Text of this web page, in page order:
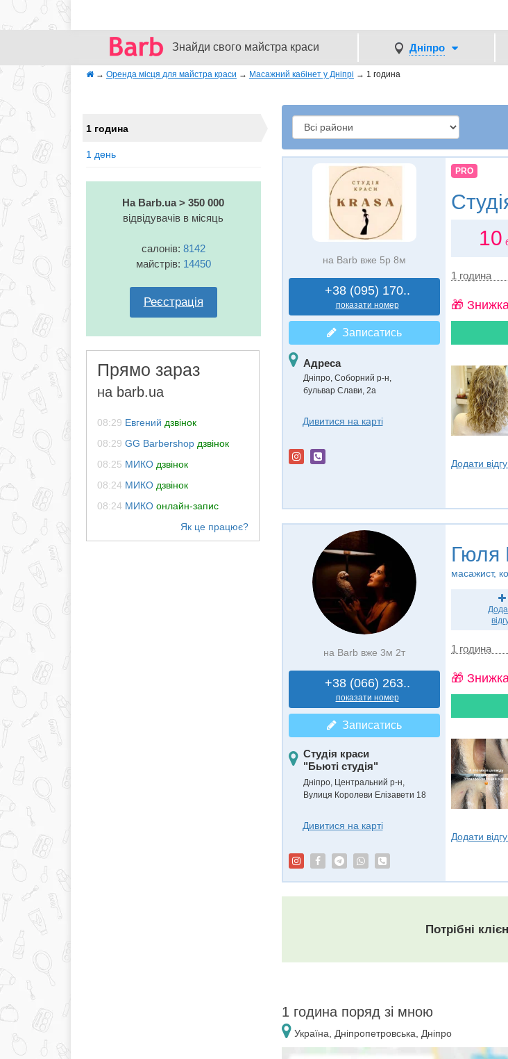
Знайди свого майстра краси Дніпро
→ Оренда місця для майстра краси → Масажний кабінет у Дніпрі → 1 година
1 година
1 день
На Barb.ua > 350 000
відвідувачів в місяць
салонів: 8142
майстрів: 14450
Реєстрація
Прямо зараз
на barb.ua
08:29 Евгений дзвінок
08:29 GG Barbershop дзвінок
08:25 МИКО дзвінок
08:24 МИКО дзвінок
08:24 МИКО онлайн-запис
на Barb вже 5р 8м
+38 (095) 170..
показати номер
Записатись
Адреса
Дніпро, Соборний р-н
бульвар Слави, 2a
Дивитися на карті
PRO
10
1 година
🎁
Додати
на Barb вже 3м 2т
+38 (066) 263..
показати номер
Записатись
Студія краси
"Бьюті студія"
Дніпро, Центральний р-н,
Вулиця Королеви Елізавети 18
Дивитися на карті
Гюля
масажист,
1 година
🎁
Додати
Потрібні
1 година поряд зі мною
Україна, Дніпропетровська, Дніпро